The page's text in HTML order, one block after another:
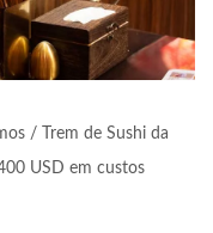
/ Trem de Sushi da
USD em custos